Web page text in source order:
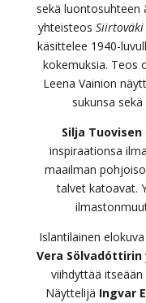
sekä luontosuhteen
yhteisteosSiirtoväki
käsittelee 1940-
kokemuksia. Teos
Leena Vainion
sukunsa
Silja Tuovisen
inspiraationsa
maailman
talvet katoavat.
Islantilainen elokuva
Vera Sölvadóttirin
viihdyttää
Näyttelijä Ingvar